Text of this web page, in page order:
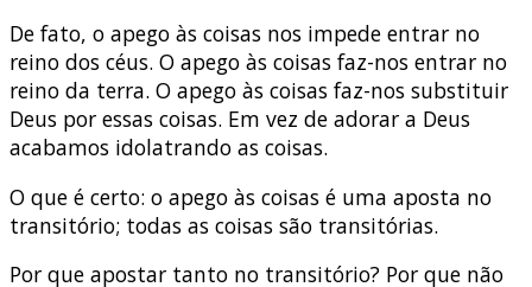
De fato, o apego às coisas nos impede entrar no
reino dos céus. O apego às coisas faz-nos entrar no
reino da terra. O apego às coisas faz-nos substituir
Deus por essas coisas. Em vez de adorar a Deus
acabamos idolatrando as coisas.
O que é certo: o apego às coisas é uma aposta no
transitório; todas as coisas são transitórias.
Por que apostar tanto no transitório? Por que não